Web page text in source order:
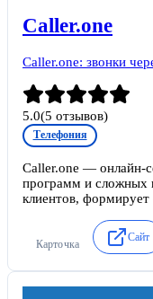
Caller.one
Caller.one: звонки
5.0(5 отзывов)
Телефония
Caller.one — онлайн-
программ и сложных
клиентов, формирует
абонентская плата
Карточка
Сайт